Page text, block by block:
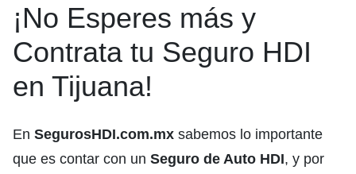
¡No Esperes más y
Contrata tu Seguro HDI
en Tijuana!
En SegurosHDI.com.mx sabemos lo importante
que es contar con un Seguro de Auto HDI, y por